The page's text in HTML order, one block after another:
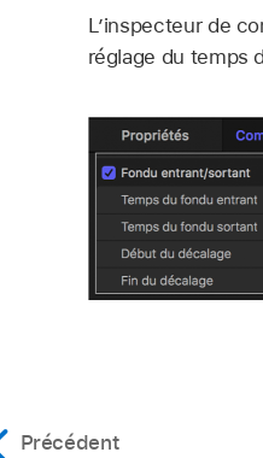
L’inspecteur de
réglage du temps
Précédent